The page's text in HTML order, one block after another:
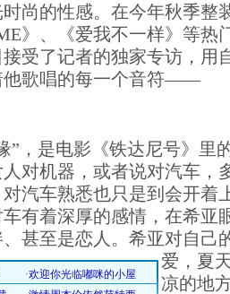
尚的性感。在今年秋季整
》、《爱我不一样》等热
受了记者的独家专访，用
他歌唱的每一个音符——
是电影《铁达尼号》里
对机器，或者说对汽车，
汽车熟悉也只是到会开着
有着深厚的感情，在希亚
甚至是恋人。 希亚对自己
爱，夏
凉的地